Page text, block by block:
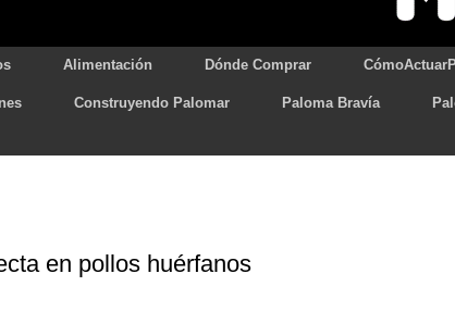
Alimentación Dónde Comprar
Construyendo Palomar Paloma Bravía
en pollos huérfanos